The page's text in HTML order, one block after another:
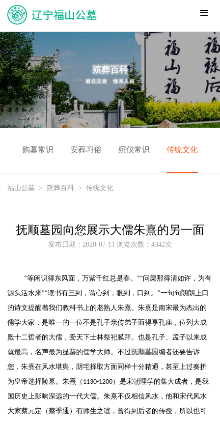
购墓常识 安葬习俗 殡仪常识 传统文化
福山公墓 > 殡葬百科 > 传统文化
抚顺墓园向您展示大儒朱熹的另一面
发布日期：2020-07-11 浏览次数：4342次
“等闲识得东风面，万紫千红总是春。”“问渠那得清如许，为有
源头活水来”“读书有三到，谓心到，眼到，口到。”一句句朗朗上口
的诗文提醒着我们教科书上的老熟人朱熹。朱熹是南宋最为杰出的
儒学大家，是唯一的一位不是孔子亲传弟子而得享孔庙，位列大成
殿十二哲者的大儒，受天下士林祭祀膜拜。也是孔子、孟子以来成
就最高，名声最为显赫的儒学大师。不过抚顺墓园编者还要告诉
您，朱熹在风水堪舆，阴宅择取方面同样十分精通，甚至上过奏折
为皇帝选择陵墓。朱熹（ 1130-1200）是宋朝理学的集大成者，是我
国历史上影响深远的一代大儒。朱熹不仅相信风水，他和宋代风水
大家蔡元定（蔡季通）有师生之谊，曾得到后者的传授，所以也可